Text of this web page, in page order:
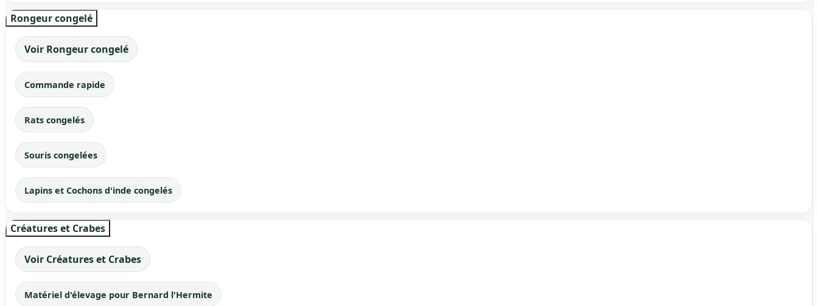
Rongeur congelé
Voir Rongeur congelé
Commande rapide
Rats congelés
Souris congelées
Lapins et Cochons d'inde congelés
Créatures et Crabes
Voir Créatures et Crabes
Matériel d'élevage pour Bernard l'Hermite